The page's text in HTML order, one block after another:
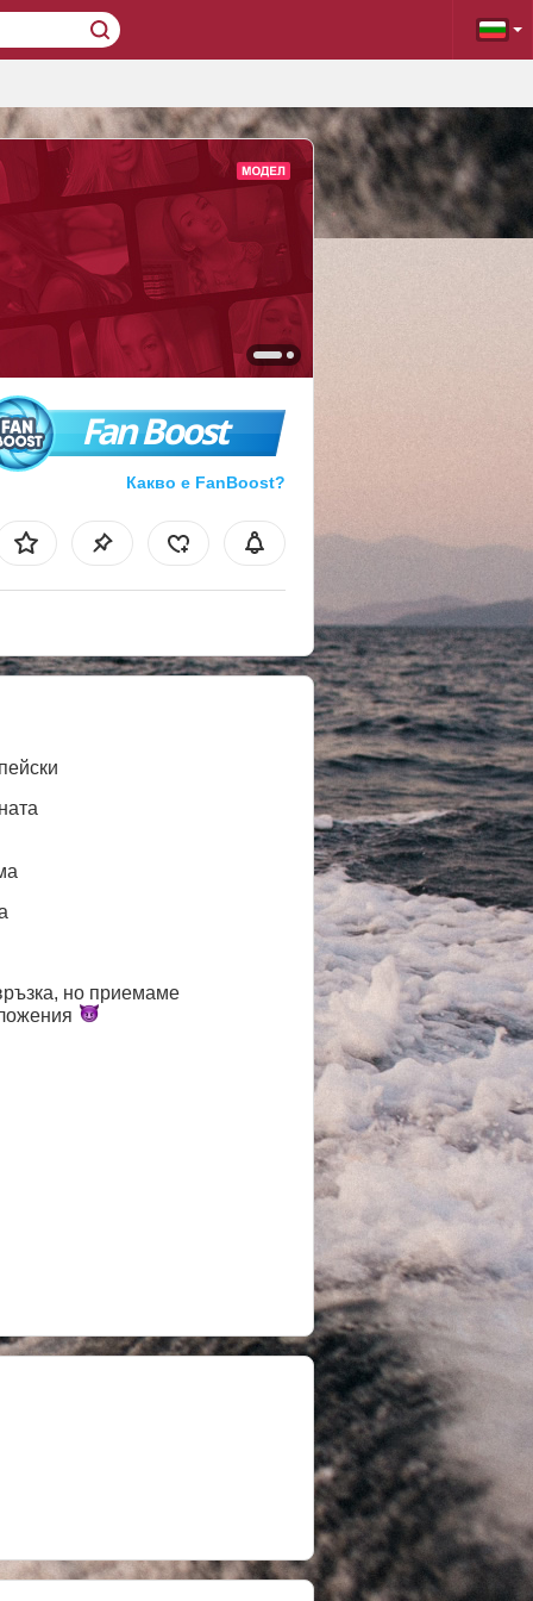
Fan Boost
Какво е FanBoost?
но приемаме